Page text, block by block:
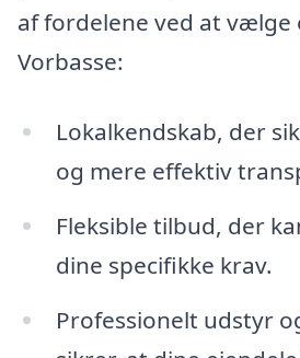
af fordelene ved at
Vorbasse:
Lokalkendskab, der
og mere effektiv
Fleksible tilbud, der
dine specifikke krav.
Professionelt udstyr